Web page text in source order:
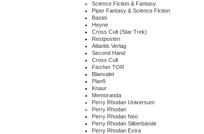
Science Fiction & Fantasy
Piper Fantasy & Science Fiction
Bastei
Heyne
Cross Cult (Star Trek)
Restposten
Atlantis Verlag
Second Hand
Cross Cult
Fischer TOR
Blanvalet
Plan9
Knaur
Memoranda
Perry Rhodan Universum
Perry Rhodan
Perry Rhodan Neo
Perry Rhodan Silberbände
Perry Rhodan Extra